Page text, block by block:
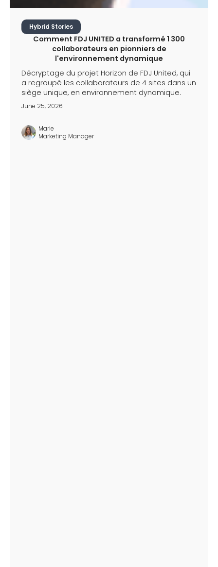
Hybrid Stories
Comment FDJ UNITED a transformé 1 300
collaborateurs en pionniers de
l'environnement dynamique
Décryptage du projet Horizon de FDJ United, qui
a regroupé les collaborateurs de 4 sites dans un
siège unique, en environnement dynamique.
June 25, 2026
Marie
Marketing Manager